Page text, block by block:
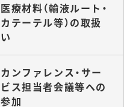
医療材料（輸液ルート・
カテーテル等）の取扱
い
カンファレンス・サー
ビス担当者会議等への
参加